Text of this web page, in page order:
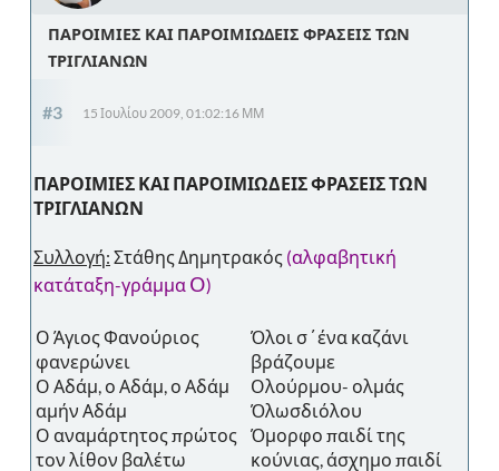
ΠΑΡΟΙΜΙΕΣ ΚΑΙ ΠΑΡΟΙΜΙΩΔΕΙΣ ΦΡΑΣΕΙΣ ΤΩΝ
ΤΡΙΓΛΙΑΝΩΝ
#3 15 Ιουλίου 2009, 01:02:16 ΜΜ
ΠΑΡΟΙΜΙΕΣ ΚΑΙ ΠΑΡΟΙΜΙΩΔΕΙΣ ΦΡΑΣΕΙΣ ΤΩΝ
ΤΡΙΓΛΙΑΝΩΝ
Συλλογή: Στάθης Δημητρακός (αλφαβητική
κατάταξη-γράμμα Ο)
Ο Άγιος Φανούριος
φανερώνει
Ο Αδάμ, ο Αδάμ, ο Αδάμ
αμήν Αδάμ
Ο αναμάρτητος πρώτος
τον λίθον βαλέτω
Όλοι σ΄ένα καζάνι
βράζουμε
Ολούρμου- ολμάς
Όλωσδιόλου
Όμορφο παιδί της
κούνιας, άσχημο παιδί